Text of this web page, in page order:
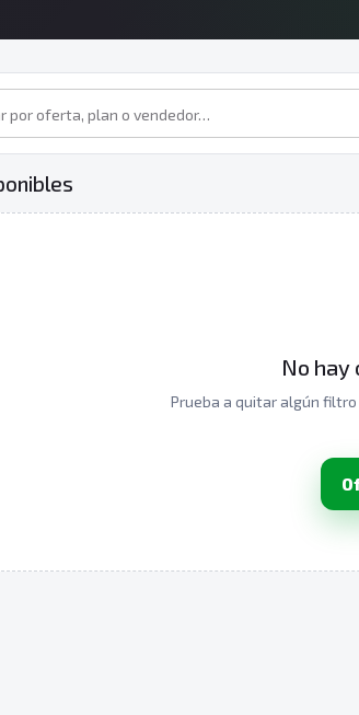
No
Prueba a quitar algún